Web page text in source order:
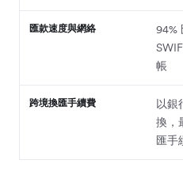
匯款速度與網絡
94%
帳
跨境換匯手續費
以銀
換，
匯手